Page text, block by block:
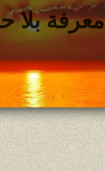
معرفة بلا